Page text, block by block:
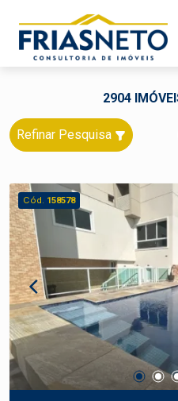
2904
Refinar Pesquisa
Cód. 158578